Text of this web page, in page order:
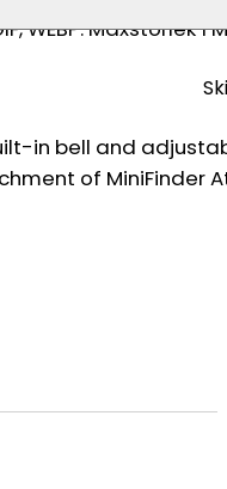
WEBP. Maxstorlek 1